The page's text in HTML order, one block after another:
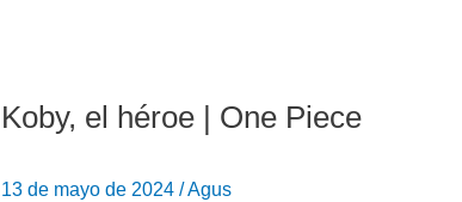
Koby, el héroe | One Piece
13 de mayo de 2024 /Agus
Koby,